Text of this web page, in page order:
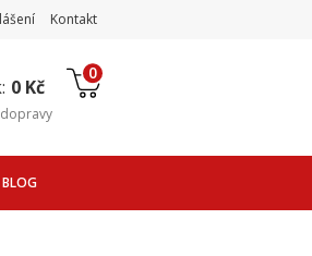
Kontakt
0 Kč
0
dopravy
BLOG